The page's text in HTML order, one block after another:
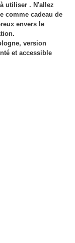
utiliser . N'allez
comme cadeau de
envers le
version
et accessible